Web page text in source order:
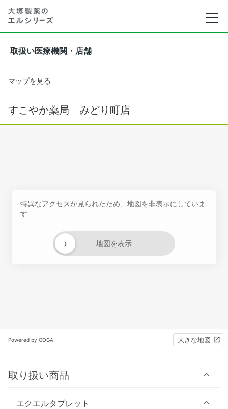
取扱い医療機関・店舗
マップを見る
すこやか薬局 みどり町店
特異なアクセスが見られたため、地図を非表示にしていま
す
地図を表示
›
Powered by GOGA 大きな地図
取り扱い商品
エクエルタブレット